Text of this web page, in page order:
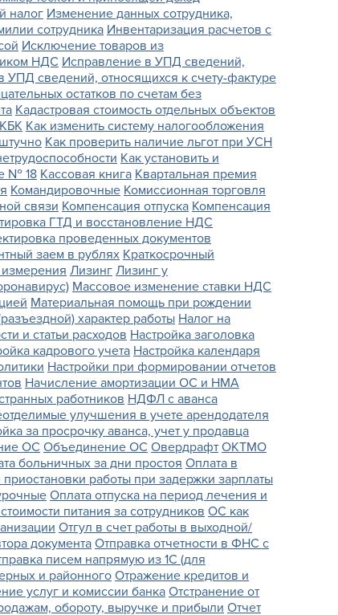
налог Изменение данных сотрудника,
сотрудника Инвентаризация расчетов с
Исключение товаров из
НДС Исправление в УПД сведений,
УПД сведений, относящихся к счету-фактуре
остатков по счетам без
Кадастровая стоимость отдельных объектов
Как изменить систему налогообложения
Как проверить наличие льгот при УСН
Как установить и
№ 18 Кассовая книга Квартальная премия
Командировочные Комиссионная торговля
связи Компенсация отпуска Компенсация
ГТД и восстановление НДС
проведенных документов
заем в рублях Краткосрочный
Лизинг Лизинг у
Массовое изменение ставки НДС
Материальная помощь при рождении
характер работы Налог на
и статьи расходов Настройка заголовка
кадрового учета Настройка календаря
Настройки при формировании отчетов
Начисление амортизации ОС и НМА
работников НДФЛ с аванса
улучшения в учете арендодателя
за просрочку аванса, учет у продавца
ОС Объединение ОС Овердрафт ОКТМО
больничных за дни простоя Оплата в
работы при задержки зарплаты
Оплата отпуска на период лечения и
питания за сотрудников ОС как
Отгул в счет работы в выходной/
документаОтправка отчетности в ФНС с
писем напрямую из 1С (для
и районного Отражение кредитов и
услуг и комиссии банка Отстранение от
обороту, выручке и прибыли Отчет